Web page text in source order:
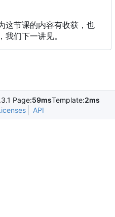
这节课的内容有收获，也
们下一讲见。
Page:59msTemplate:2ms
API